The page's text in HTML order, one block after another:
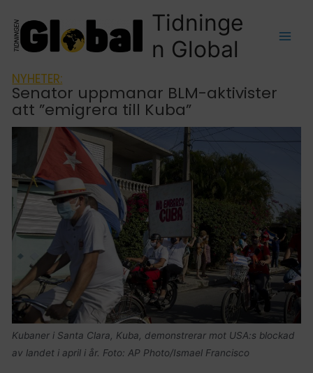
Tidninge
n Global
NYHETER:
Senator uppmanar BLM-aktivister
att ”emigrera till Kuba”
Kubaner i Santa Clara, Kuba, demonstrerar mot USA:s blockad
av landet i april i år. Foto: AP Photo/Ismael Francisco